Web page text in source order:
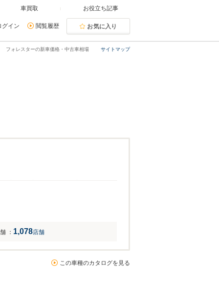
車買取 お役立ち記事
グイン 閲覧履歴 お気に入り
サイトマップ
フォレスターの新車価格・中古車相場
： 1,078店舗
この車種のカタログを見る